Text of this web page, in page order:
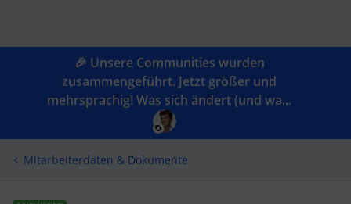
🎉 Unsere Communities wurden
zusammengeführt. Jetzt größer und
mehrsprachig! Was sich ändert (und wa...
Mitarbeiterdaten & Dokumente